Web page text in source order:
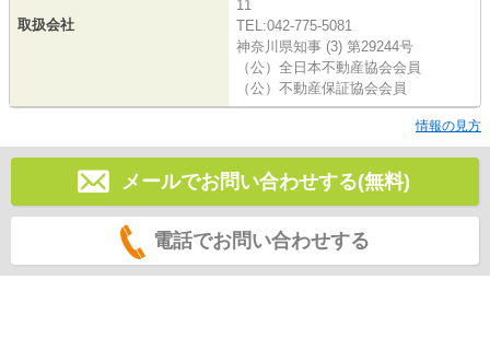
取扱会社
11
TEL:042-775-5081
神奈川県知事 (3) 第29244号
（公）全日本不動産協会会員
（公）不動産保証協会会員
情報の見方
メールでお問い合わせする(無料)
電話でお問い合わせする